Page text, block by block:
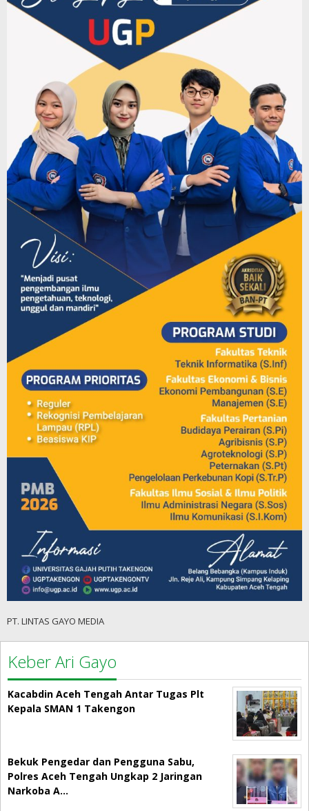
PT. LINTAS GAYO MEDIA
Keber Ari Gayo
Kacabdin Aceh Tengah Antar Tugas Plt
Kepala SMAN 1 Takengon
Bekuk Pengedar dan Pengguna Sabu,
Polres Aceh Tengah Ungkap 2 Jaringan
Narkoba A…